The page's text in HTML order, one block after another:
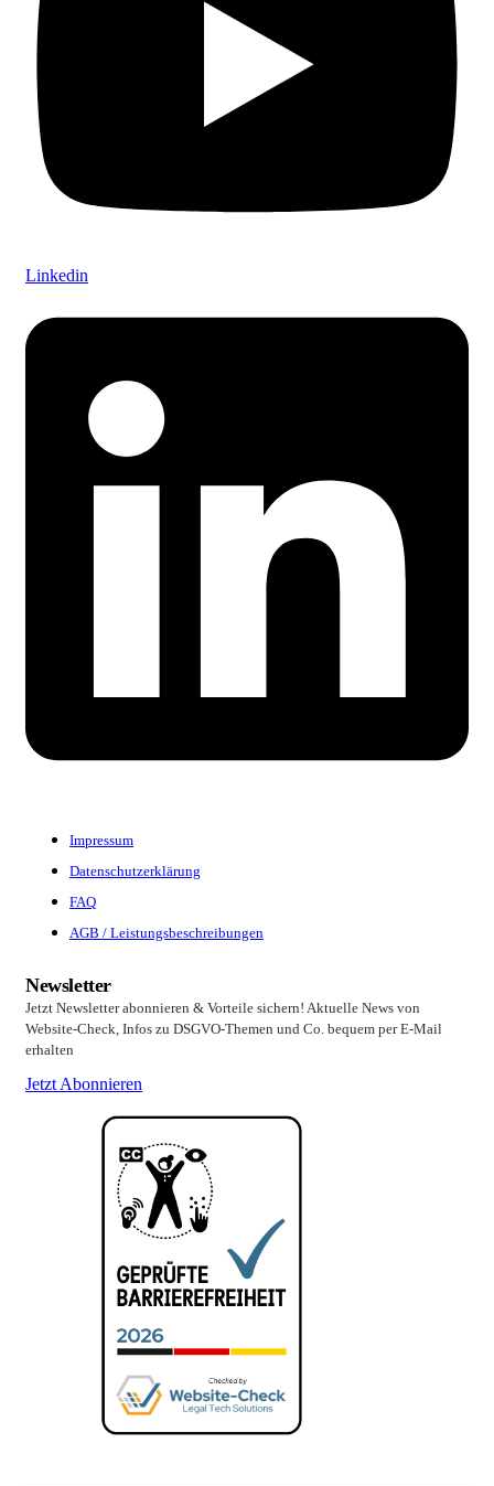
Linkedin
Impressum
Datenschutzerklärung
FAQ
AGB / Leistungsbeschreibungen
Newsletter
Jetzt Newsletter abonnieren & Vorteile sichern! Aktuelle News von
Website-Check, Infos zu DSGVO-Themen und Co. bequem per E-Mail
erhalten
Jetzt Abonnieren